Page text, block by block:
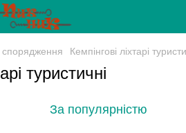
спорядження Кемпінгові ліхтарі
туристичні
За популярністю